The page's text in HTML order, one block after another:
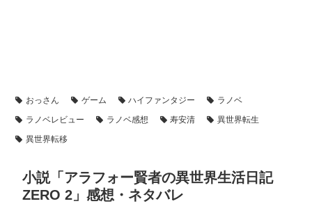
おっさん ゲーム ハイファンタジー
ラノベ
ラノベレビュー
ラノベ感想 寿安清
異世界転生
異世界転移
小説「アラフォー賢者の異世界生活日記
ZERO 2」感想・ネタバレ